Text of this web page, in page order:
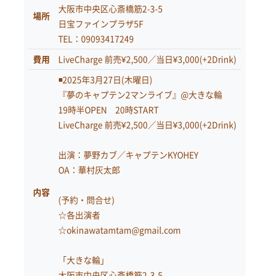
場所
大阪市中央区心斎橋筋2-3-5
日宝ファインプラザ5F
TEL：09093417249
費用
LiveCharge 前売¥2,500／当日¥3,000(+2Drink)
内容
◾️2025年3月27日(木曜日)
『夢のキャプテン2マンライブ』@大きな輪
19時半OPEN 20時START
LiveCharge 前売¥2,500／当日¥3,000(+2Drink)
出演：夢野カブ／キャプテンKYOHEY
OA：華村灰太郎
(予約・問合せ)
☆各出演者
☆okinawatamtam@gmail.com
「大きな輪」